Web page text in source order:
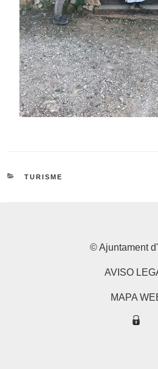
CATEGORIES
TURISME
© Ajuntament
AVISO
MAPA